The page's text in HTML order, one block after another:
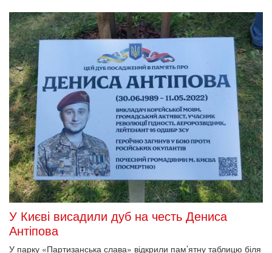
У Києві висадили дуб на честь Дениса
Антіпова
У парку «Партизанська слава» відкрили пам’ятну таблицю біля